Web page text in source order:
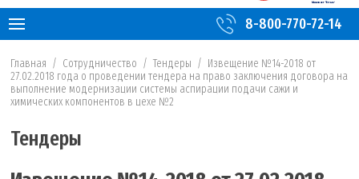
8-800-770-72-14
Главная / Сотрудничество / Тендеры / Извещение №14-2018 от
27.02.2018 года о проведении тендера на право заключения договора на
выполнение модернизации системы аспирации подачи сажи и
химических компонентов в цехе №2
Тендеры